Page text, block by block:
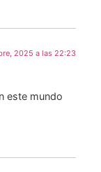
2025 a las 22:23
este mundo